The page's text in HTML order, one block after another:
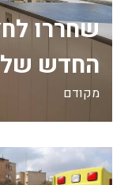
שחררו
החדש
מקודם